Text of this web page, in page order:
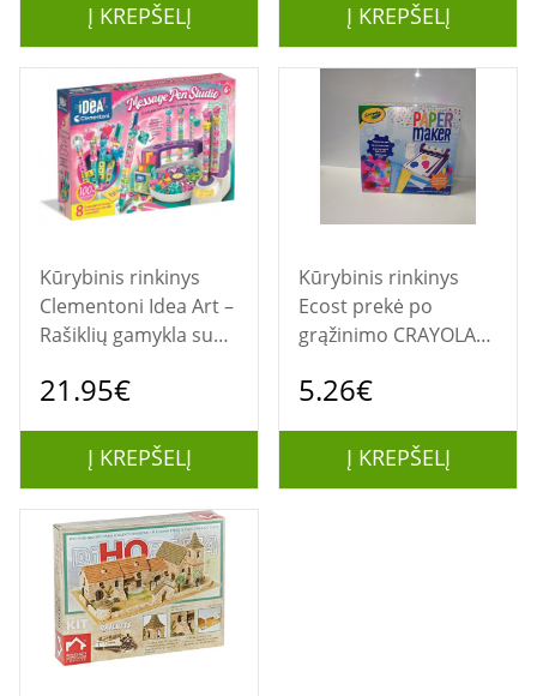
Į KREPŠELĮ Į KREPŠELĮ
Kūrybinis rinkinys
Clementoni Idea Art –
Rašiklių gamykla su
21.95€
Į KREPŠELĮ
Kūrybinis rinkinys
Ecost prekė po
grąžinimo CRAYOLA
rinkinys, 74-7407
5.26€
Į KREPŠELĮ